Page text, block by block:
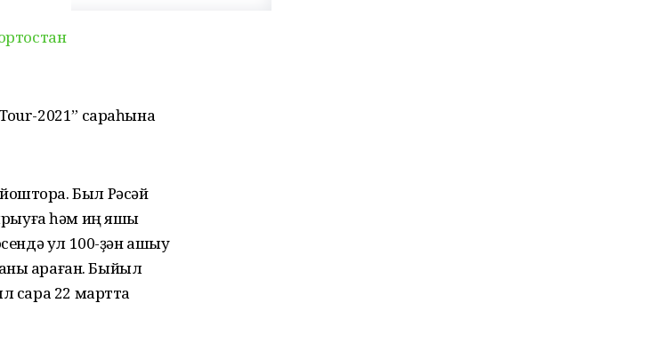
2021” сараһына
Был Рәсәй
һәм иң яҡшы
ул 100-ҙән ашыу
ҡараған. Быйыл
сара 22 мартта